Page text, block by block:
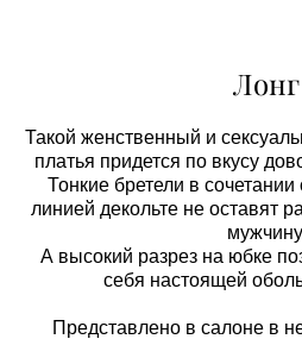
Лонг
Такой женственный и
платья придется по вкусу
Тонкие бретели в сочетании
линией декольте не оставят
А высокий разрез на юбке
себя настоящей
Представлено в салоне в